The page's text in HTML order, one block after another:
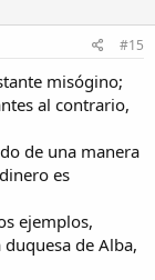
#15
misógino;
al contrario,
de una manera
es
ejemplos,
de Alba,